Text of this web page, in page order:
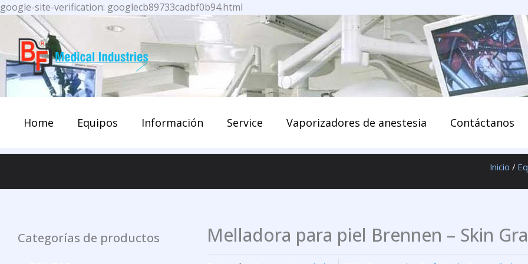
google-site-verification: googlecb89733cadbf0b94.html
contenido
Home Equipos Información Service Vaporizadores de anestesia Contáctanos
Inicio /
Categorías de productos Melladora para piel Brennen – Skin